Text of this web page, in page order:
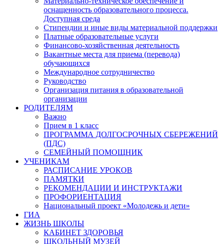
оснащенность образовательного процесса.
Доступная среда
Стипендии и иные виды материальной поддержки
Платные образовательные услуги
Финансово-хозяйственная деятельность
Вакантные места для приема (перевода)
обучающихся
Международное сотрудничество
Руководство
Организация питания в образовательной
организации
РОДИТЕЛЯМ
Важно
Прием в 1 класс
ПРОГРАММА ДОЛГОСРОЧНЫХ СБЕРЕЖЕНИЙ
(ПДС)
СЕМЕЙНЫЙ ПОМОЩНИК
УЧЕНИКАМ
РАСПИСАНИЕ УРОКОВ
ПАМЯТКИ
РЕКОМЕНДАЦИИ И ИНСТРУКТАЖИ
ПРОФОРИЕНТАЦИЯ
Национальный проект «Молодежь и дети»
ГИА
ЖИЗНЬ ШКОЛЫ
КАБИНЕТ ЗДОРОВЬЯ
ШКОЛЬНЫЙ МУЗЕЙ